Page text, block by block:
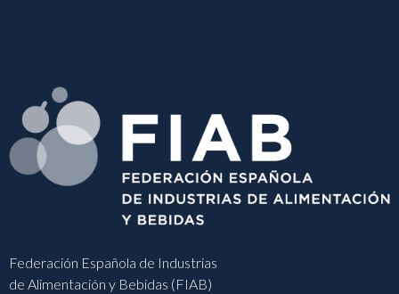
Federación Española de Industrias
de Alimentación y Bebidas (FIAB)